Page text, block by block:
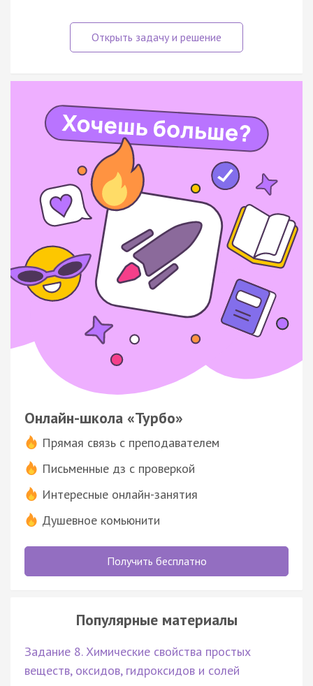
Онлайн-школа «Турбо»
Прямая связь с преподавателем
Письменные дз с проверкой
Интересные онлайн-занятия
Душевное комьюнити
Получить бесплатно
Популярные материалы
Задание 8. Химические свойства простых
веществ, оксидов, гидроксидов и солей